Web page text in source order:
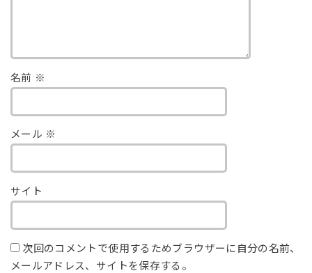
名前 ※
メール ※
サイト
次回のコメントで使用するためブラウザーに自分の名前、
メールアドレス、サイトを保存する。